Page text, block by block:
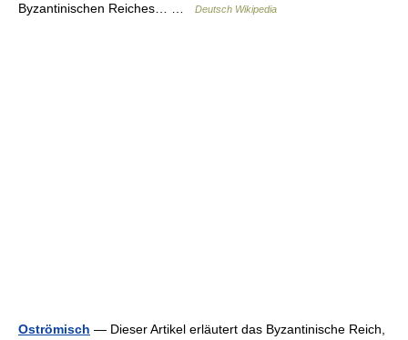
Byzantinischen Reiches… …
Deutsch Wikipedia
Oströmisch — Dieser Artikel erläutert das Byzantinische Reich,